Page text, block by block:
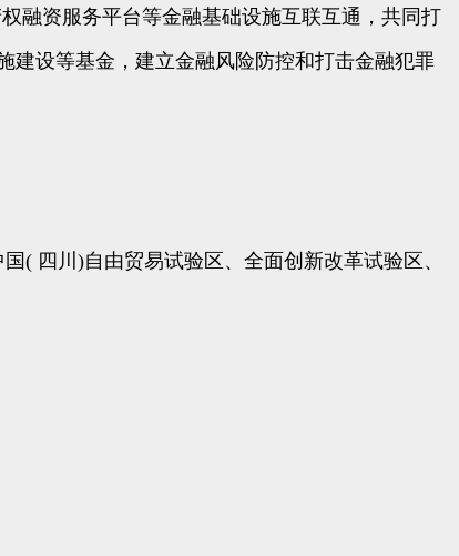
融资服务平台等金融基础设施互联互通，共同打
建设等基金，建立金融风险防控和打击金融犯罪
( 四川)自由贸易试验区、全面创新改革试验区、